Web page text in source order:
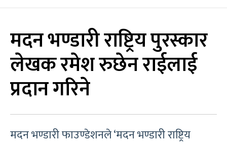
मदन भण्डारी राष्ट्रिय पुरस्कार
लेखक रमेश रुछेन राईलाई
प्रदान गरिने
मदन भण्डारी फाउण्डेशनले ‘मदन भण्डारी राष्ट्रिय